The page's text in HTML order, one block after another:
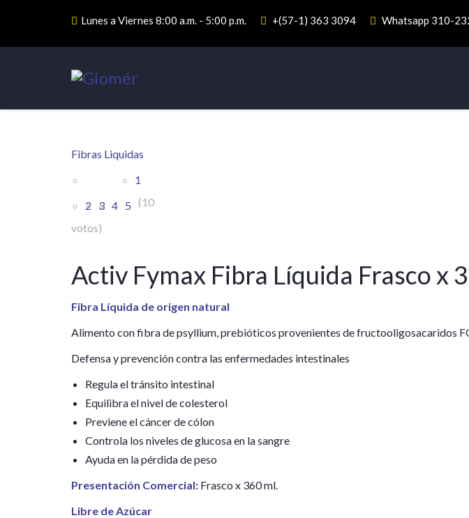
Lunes a Viernes 8:00 a.m. - 5:00 p.m. +(57-1) 363 3094 Whatsapp 310-
Fibras Liquidas
1
2
3 4 5 (10
votos)
Activ Fymax Fibra Líquida Frasco x
Fibra Líquida de origen natural
Alimento con fibra de psyllium, prebióticos provenientes de fructooligosacaridos
Defensa y prevención contra las enfermedades intestinales
Regula el tránsito intestinal
Equilibra el nivel de colesterol
Previene el cáncer de cólon
Controla los niveles de glucosa en la sangre
Ayuda en la pérdida de peso
Presentación Comercial: Frasco x 360 ml.
Libre de Azúcar